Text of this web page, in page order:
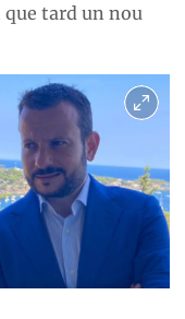
tard un nou